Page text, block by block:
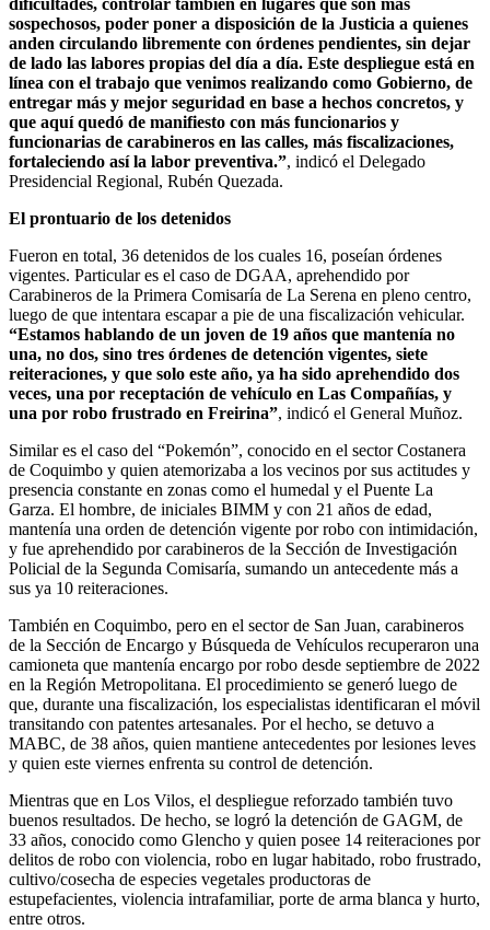
dificultades, controlar también en lugares que son más
sospechosos, poder poner a disposición de la Justicia a quienes
anden circulando libremente con órdenes pendientes, sin dejar
de lado las labores propias del día a día. Este despliegue está en
línea con el trabajo que venimos realizando como Gobierno, de
entregar más y mejor seguridad en base a hechos concretos, y
que aquí quedó de manifiesto con más funcionarios y
funcionarias de carabineros en las calles, más fiscalizaciones,
fortaleciendo así la labor preventiva.”, indicó el Delegado
Presidencial Regional, Rubén Quezada.
El prontuario de los detenidos
Fueron en total, 36 detenidos de los cuales 16, poseían órdenes
vigentes. Particular es el caso de DGAA, aprehendido por
Carabineros de la Primera Comisaría de La Serena en pleno centro,
luego de que intentara escapar a pie de una fiscalización vehicular.
“Estamos hablando de un joven de 19 años que mantenía no
una, no dos, sino tres órdenes de detención vigentes, siete
reiteraciones, y que solo este año, ya ha sido aprehendido dos
veces, una por receptación de vehículo en Las Compañías, y
una por robo frustrado en Freirina”, indicó el General Muñoz.
Similar es el caso del “Pokemón”, conocido en el sector Costanera
de Coquimbo y quien atemorizaba a los vecinos por sus actitudes y
presencia constante en zonas como el humedal y el Puente La
Garza. El hombre, de iniciales BIMM y con 21 años de edad,
mantenía una orden de detención vigente por robo con intimidación,
y fue aprehendido por carabineros de la Sección de Investigación
Policial de la Segunda Comisaría, sumando un antecedente más a
sus ya 10 reiteraciones.
También en Coquimbo, pero en el sector de San Juan, carabineros
de la Sección de Encargo y Búsqueda de Vehículos recuperaron una
camioneta que mantenía encargo por robo desde septiembre de 2022
en la Región Metropolitana. El procedimiento se generó luego de
que, durante una fiscalización, los especialistas identificaran el móvil
transitando con patentes artesanales. Por el hecho, se detuvo a
MABC, de 38 años, quien mantiene antecedentes por lesiones leves
y quien este viernes enfrenta su control de detención.
Mientras que en Los Vilos, el despliegue reforzado también tuvo
buenos resultados. De hecho, se logró la detención de GAGM, de
33 años, conocido como Glencho y quien posee 14 reiteraciones por
delitos de robo con violencia, robo en lugar habitado, robo frustrado,
cultivo/cosecha de especies vegetales productoras de
estupefacientes, violencia intrafamiliar, porte de arma blanca y hurto,
entre otros.